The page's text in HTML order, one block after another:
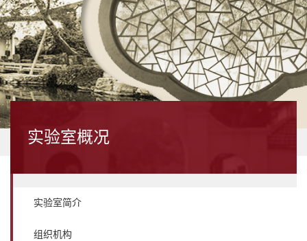
实验室概况
实验室简介
组织机构